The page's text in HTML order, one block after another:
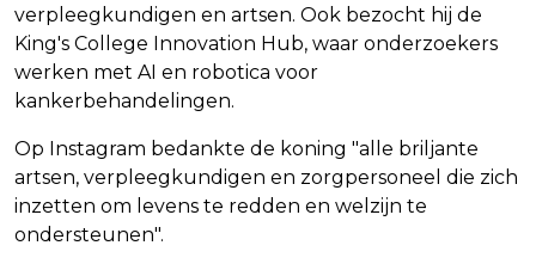
verpleegkundigen en artsen. Ook bezocht hij de
King's College Innovation Hub, waar onderzoekers
werken met AI en robotica voor
kankerbehandelingen.
Op Instagram bedankte de koning "alle briljante
artsen, verpleegkundigen en zorgpersoneel die zich
inzetten om levens te redden en welzijn te
ondersteunen".